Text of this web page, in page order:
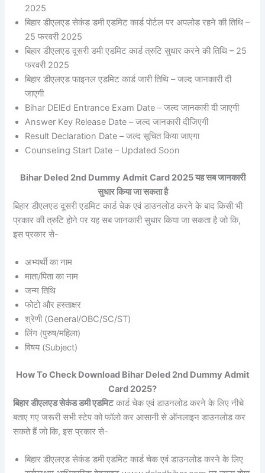
2025
बिहार डीएलएड सेकंड डमी एडमिट कार्ड पोर्टल पर अपलोड रहने की तिथि –
25 फरवरी 2025
बिहार डीएलएड दूसरी डमी एडमिट कार्ड त्रुटि सुधार करने की तिथि – 25
फरवरी 2025
बिहार डीएलएड फाइनल एडमिट कार्ड जारी तिथि – जल्द जानकारी दी
जाएगी
Bihar DElEd Entrance Exam Date – जल्द जानकारी दी जाएगी
Answer Key Release Date – जल्द जानकारी दीजिएगी
Result Declaration Date – जल्द सूचित किया जाएगा
Counseling Start Date – Updated Soon
Bihar Deled 2nd Dummy Admit Card 2025 यह सब जानकारी
सुधार किया जा सकता है
बिहार डीएलएड दूसरी एडमिट कार्ड चेक एवं डाउनलोड करने के बाद किसी भी
प्रकार की त्रुटि होने पर यह सब जानकारी सुधार किया जा सकता है जो कि,
इस प्रकार से-
अभ्यर्थी का नाम
माता/पिता का नाम
जन्म तिथि
फोटो और हस्ताक्षर
श्रेणी (General/OBC/SC/ST)
लिंग (पुरुष/महिला)
विषय (Subject)
How To Check Download Bihar Deled 2nd Dummy Admit
Card 2025?
बिहार डीएलएड सेकंड डमी एडमिटकार्ड चेक एवं डाउनलोड करने के लिए नीचे
बताए गए जरूरी सभी स्टेप को फॉलो कर आसानी से ऑनलाइन डाउनलोड कर
सकते हैं जो कि, इस प्रकार से-
बिहार डीएलएड सेकंड डमी एडमिट कार्ड चेक एवं डाउनलोड करने के लिए